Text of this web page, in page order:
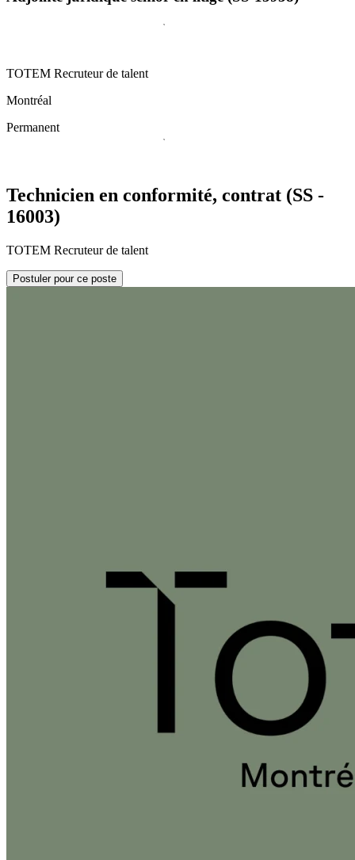
TOTEM Recruteur de talent
Montréal
Permanent
Technicien en conformité, contrat (SS -
16003)
TOTEM Recruteur de talent
Postuler pour ce poste